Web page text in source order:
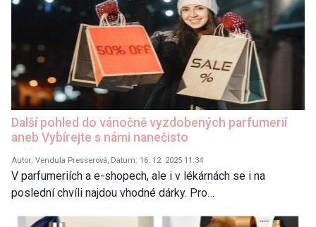
Další pohled do vánočně vyzdobených parfumerií
aneb Vybírejte s námi nanečisto
Autor: Vendula Presserová, Datum: 16. 12. 2025 11:34
V parfumeriích a e-shopech, ale i v lékárnách se i na
poslední chvíli najdou vhodné dárky. Pro…